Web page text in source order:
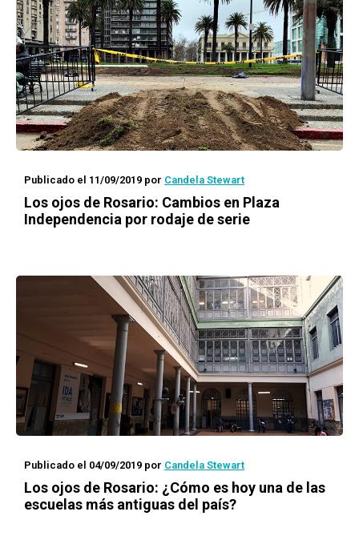
Publicado el 11/09/2019 por Candela Stewart
Los ojos de Rosario: Cambios en Plaza
Independencia por rodaje de serie
Publicado el 04/09/2019 por Candela Stewart
Los ojos de Rosario: ¿Cómo es hoy una de las
escuelas más antiguas del país?